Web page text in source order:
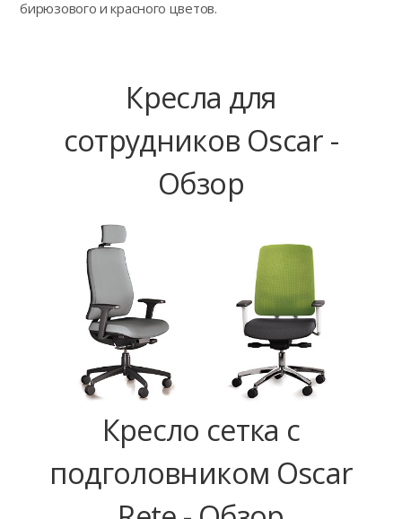
бирюзового и красного цветов.
Кресла для
сотрудников Oscar -
Обзор
Кресло сетка с
подголовником Oscar